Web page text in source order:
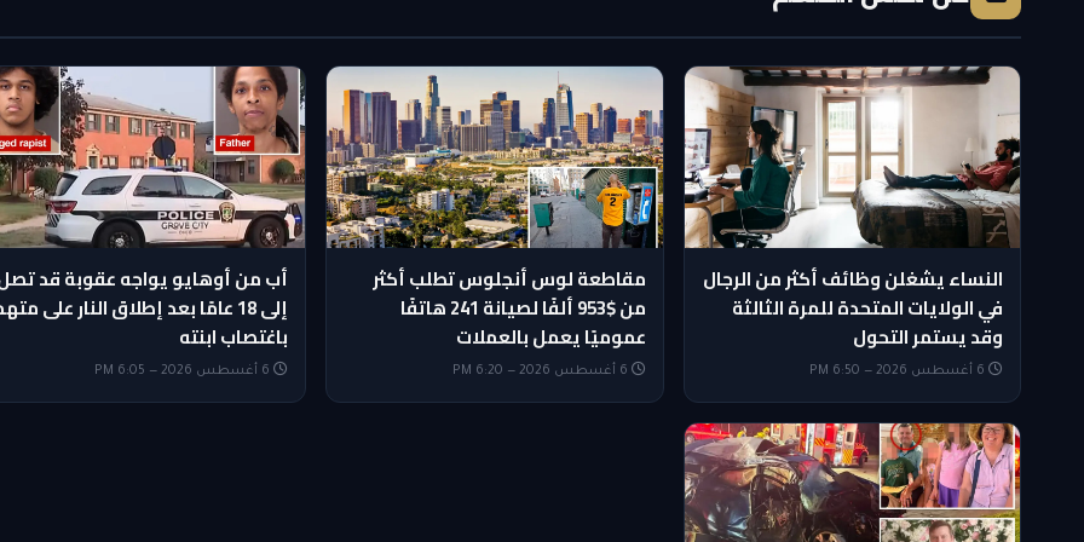
النساء يشغلن وظائف أكثر من الرجال
في الولايات المتحدة للمرة الثالثة
وقد يستمر التحول
مقاطعة لوس أنجلوس تطلب أكثر
من $953 ألفًا لصيانة 241 هاتفًا
عموميًا يعمل بالعملات
أب من أوهايو يواجه عقوبة قد
إلى 18 عامًا بعد إطلاق النار على
باغتصاب ابنته
6 أغسطس 2026 — 6:05 PM